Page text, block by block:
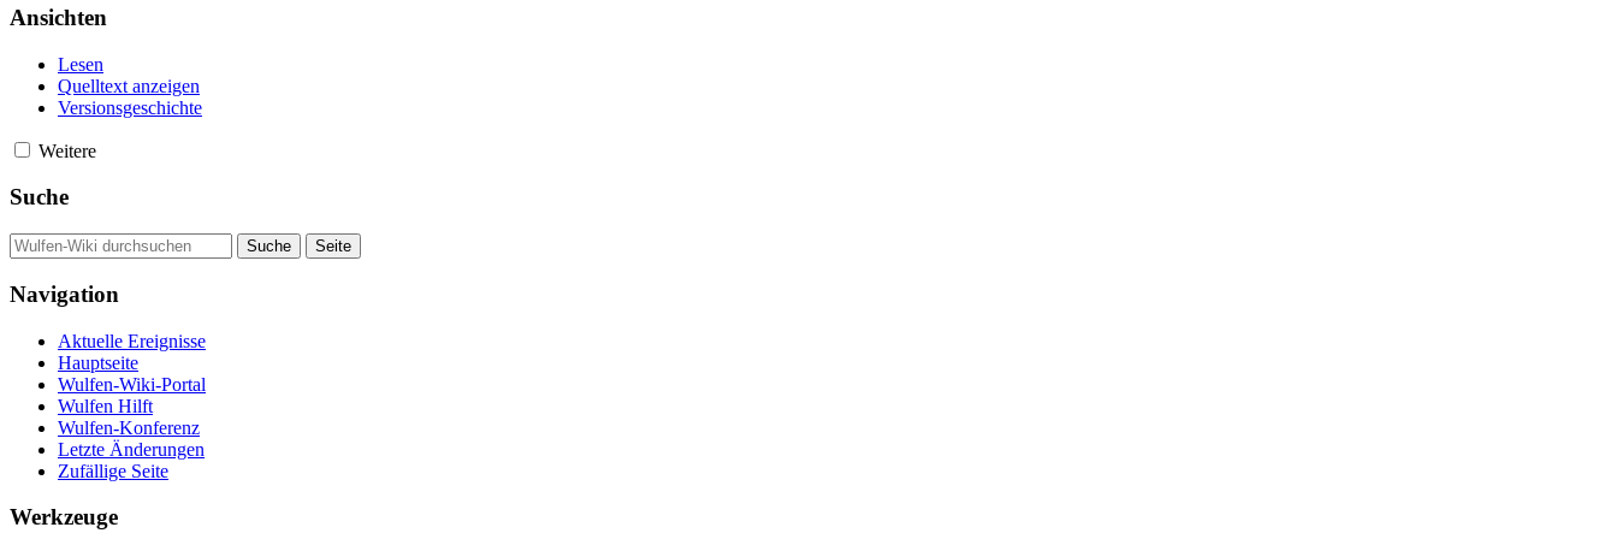
Ansichten
Lesen
Quelltext anzeigen
Versionsgeschichte
Weitere
Suche
Navigation
Aktuelle Ereignisse
Hauptseite
Wulfen-Wiki-Portal
Wulfen Hilft
Wulfen-Konferenz
Letzte Änderungen
Zufällige Seite
Werkzeuge